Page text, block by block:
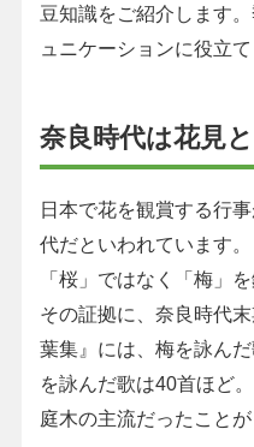
豆知識をご紹介します
ュニケーションに役立て
奈良時代は花見
日本で花を観賞する行
代だといわれています
「桜」ではなく「梅」
その証拠に、奈良時代
葉集』には、梅を詠ん
を詠んだ歌は40首ほど
庭木の主流だったことが